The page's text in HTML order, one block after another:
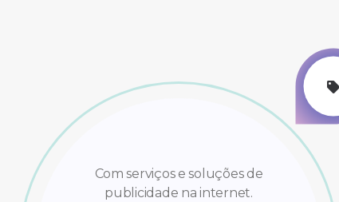
Com serviços e soluções de
publicidade na internet.